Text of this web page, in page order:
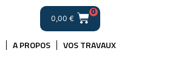
0,00 €
0
A PROPOS VOS TRAVAUX